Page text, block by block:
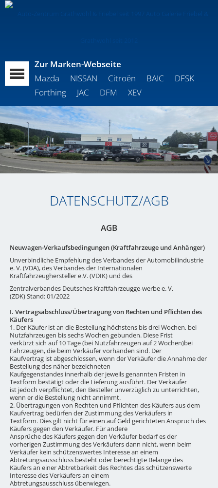
Zur Marken-Webseite
Mazda
NISSAN Citroën BAIC
DFSK
Forthing
JAC DFM XEV
DATENSCHUTZ/AGB
AGB
Neuwagen-Verkaufsbedingungen (Kraftfahrzeuge und Anhänger)
Unverbindliche Empfehlung des Verbandes der Automobilindustrie
e. V. (VDA), des Verbandes der Internationalen
Kraftfahrzeughersteller e.V. (VDIK) und des
Zentralverbandes Deutsches Kraftfahrzeugge-werbe e. V.
(ZDK) Stand: 01/2022
I. Vertragsabschluss/Übertragung von Rechten und Pflichten des
Käufers
1. Der Käufer ist an die Bestellung höchstens bis drei Wochen, bei
Nutzfahrzeugen bis sechs Wochen gebunden. Diese Frist
verkürzt sich auf 10 Tage (bei Nutzfahrzeugen auf 2 Wochen)bei
Fahrzeugen, die beim Verkäufer vorhanden sind. Der
Kaufvertrag ist abgeschlossen, wenn der Verkäufer die Annahme der
Bestellung des näher bezeichneten
Kaufgegenstandes innerhalb der jeweils genannten Fristen in
Textform bestätigt oder die Lieferung ausführt. Der Verkäufer
ist jedoch verpflichtet, den Besteller unverzüglich zu unterrichten,
wenn er die Bestellung nicht annimmt.
2. Übertragungen von Rechten und Pflichten des Käufers aus dem
Kaufvertrag bedürfen der Zustimmung des Verkäufers in
Textform. Dies gilt nicht für einen auf Geld gerichteten Anspruch des
Käufers gegen den Verkäufer. Für andere
Ansprüche des Käufers gegen den Verkäufer bedarf es der
vorherigen Zustimmung des Verkäufers dann nicht, wenn beim
Verkäufer kein schützenswertes Interesse an einem
Abtretungsausschluss besteht oder berechtigte Belange des
Käufers an einer Abtretbarkeit des Rechtes das schützenswerte
Interesse des Verkäufers an einem
Abtretungsausschluss überwiegen.